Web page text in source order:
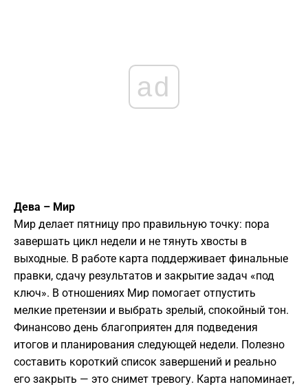
ad
Дева – Мир
Мир делает пятницу про правильную точку: пора
завершать цикл недели и не тянуть хвосты в
выходные. В работе карта поддерживает финальные
правки, сдачу результатов и закрытие задач «под
ключ». В отношениях Мир помогает отпустить
мелкие претензии и выбрать зрелый, спокойный тон.
Финансово день благоприятен для подведения
итогов и планирования следующей недели. Полезно
составить короткий список завершений и реально
его закрыть — это снимет тревогу. Карта напоминает,